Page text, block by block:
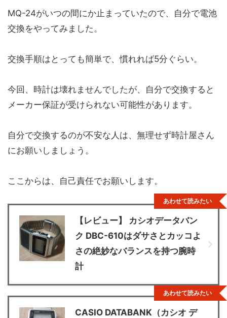
MQ-24がいつの間にか止まっていたので、自分で電池
交換をやってみました。
交換手順はとっても簡単で、慣れれば5分ぐらい。
今回、時計は壊れませんでしたが、自分で交換すると
メーカー保証が受けられない可能性があります。
自分で交換するのが不安な人は、無理せず時計屋さん
にお願いしましょう。
ここからは、自己責任でお願いします。
【レビュー】 カシオデータバン
ク DBC-610はダサさとカッコよ
さの絶妙なバランスを持つ腕時
計
あわせて読みたい
CASIO DATABANK（カシオ デ
あわせて読みたい